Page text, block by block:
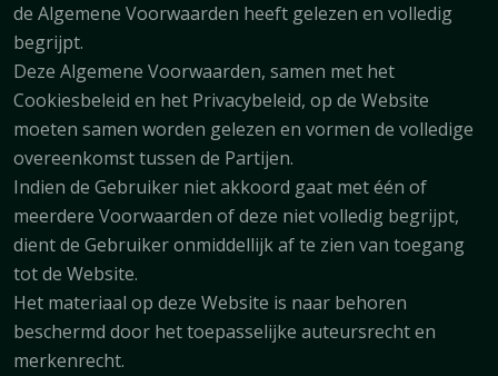
de Algemene Voorwaarden heeft gelezen en volledig
begrijpt.
Deze Algemene Voorwaarden, samen met het
Cookiesbeleid en het Privacybeleid, op de Website
moeten samen worden gelezen en vormen de volledige
overeenkomst tussen de Partijen.
Indien de Gebruiker niet akkoord gaat met één of
meerdere Voorwaarden of deze niet volledig begrijpt,
dient de Gebruiker onmiddellijk af te zien van toegang
tot de Website.
Het materiaal op deze Website is naar behoren
beschermd door het toepasselijke auteursrecht en
merkenrecht.